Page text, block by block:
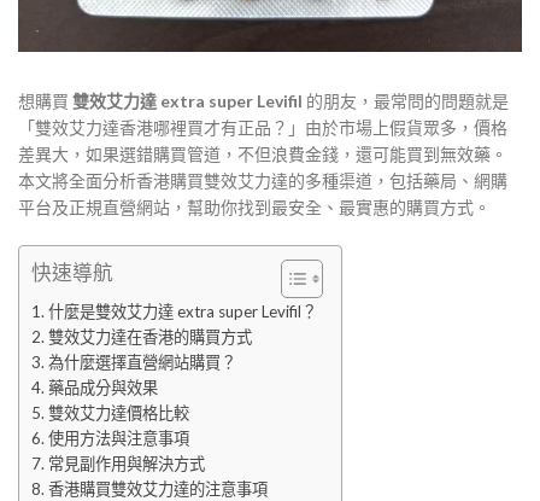
想購買 雙效艾力達 extra super Levifil 的朋友，最常問的問題就是
「雙效艾力達香港哪裡買才有正品？」由於市場上假貨眾多，價格
差異大，如果選錯購買管道，不但浪費金錢，還可能買到無效藥。
本文將全面分析香港購買雙效艾力達的多種渠道，包括藥局、網購
平台及正規直營網站，幫助你找到最安全、最實惠的購買方式。
快速導航
什麼是雙效艾力達 extra super Levifil？
雙效艾力達在香港的購買方式
為什麼選擇直營網站購買？
藥品成分與效果
雙效艾力達價格比較
使用方法與注意事項
常見副作用與解決方式
香港購買雙效艾力達的注意事項